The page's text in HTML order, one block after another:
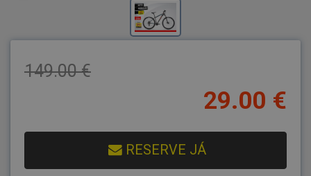
149.00 €
29.00 €
RESERVE JÁ